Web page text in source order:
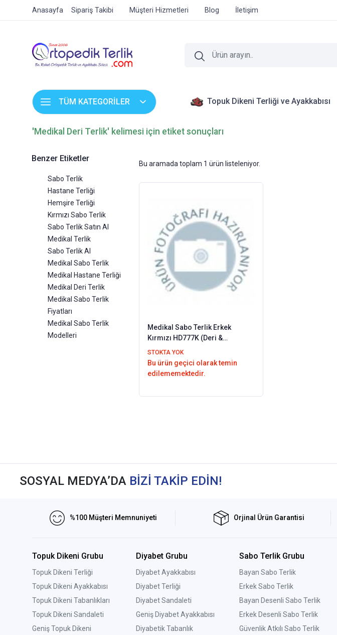
Anasayfa Sipariş Takibi Müşteri Hizmetleri Blog İletişim
TÜM KATEGORİLER Topuk Dikeni Terliği ve Ayakkabısı
'Medikal Deri Terlik' kelimesi için etiket sonuçları
Benzer Etiketler
Sabo Terlik
Hastane Terliği
Hemşire Terliği
Kırmızı Sabo Terlik
Sabo Terlik Satın Al
Medikal Terlik
Sabo Terlik Al
Medikal Sabo Terlik
Medikal Hastane Terliği
Medikal Deri Terlik
Medikal Sabo Terlik
Fiyatları
Medikal Sabo Terlik
Modelleri
Bu aramada toplam 1 ürün listeleniyor.
Medikal Sabo Terlik Erkek
Kırmızı HD777K (Deri &
Ortopedik)
STOKTA YOK
Bu ürün geçici olarak temin
edilememektedir.
SOSYAL MEDYA’DA BİZİ TAKİP EDİN!
%100 Müşteri Memnuniyeti Orjinal Ürün Garantisi
Topuk Dikeni Grubu
Topuk Dikeni Terliği
Topuk Dikeni Ayakkabısı
Topuk Dikeni Tabanlıkları
Topuk Dikeni Sandaleti
Geniş Topuk Dikeni
Diyabet Grubu
Diyabet Ayakkabısı
Diyabet Terliği
Diyabet Sandaleti
Geniş Diyabet Ayakkabısı
Diyabetik Tabanlık
Sabo Terlik Grubu
Bayan Sabo Terlik
Erkek Sabo Terlik
Bayan Desenli Sabo Terlik
Erkek Desenli Sabo Terlik
Güvenlik Atkılı Sabo Terlik